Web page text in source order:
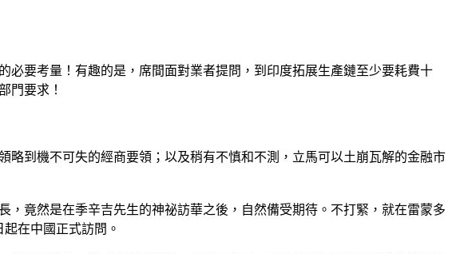
必要考量！有趣的是，席間面對業者提問，到印度拓展生產鏈至少要耗費十
門要求！
到機不可失的經商要領；以及稍有不慎和不測，立馬可以土崩瓦解的金融市
竟然是在季辛吉先生的神祕訪華之後，自然備受期待。不打緊，就在雷蒙多
在中國正式訪問。